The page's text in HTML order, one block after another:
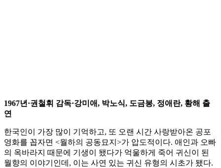
1967년·권철휘 감독·강미애, 박노식, 도금봉, 정애란, 황해 출
연
한국인이 가장 많이 기억하고, 또 오랜 시간 사랑받아온 공포
영화를 꼽자면 <월하의 공동묘지>가 압도적이다. 애인과 오빠
의 옥바라지 때문에 기생이 됐다가 억울하게 죽어 귀신이 된
월향의 이야기인데, 이는 사연 있는 귀신 유형의 시초가 됐다.